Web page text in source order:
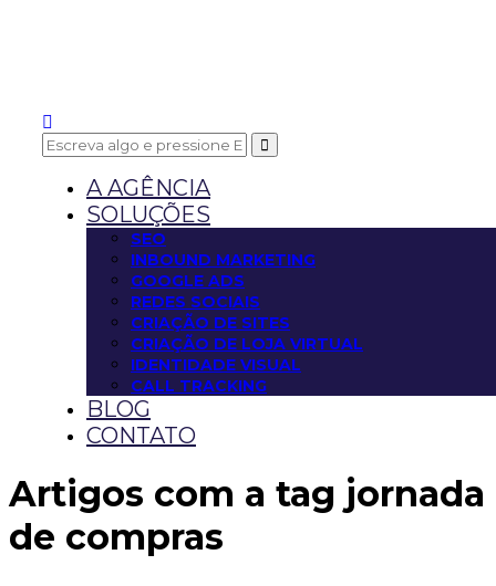
A AGÊNCIA
SOLUÇÕES
SEO
INBOUND MARKETING
GOOGLE ADS
REDES SOCIAIS
CRIAÇÃO DE SITES
CRIAÇÃO DE LOJA VIRTUAL
IDENTIDADE VISUAL
CALL TRACKING
BLOG
CONTATO
Artigos com a tag jornada
de compras